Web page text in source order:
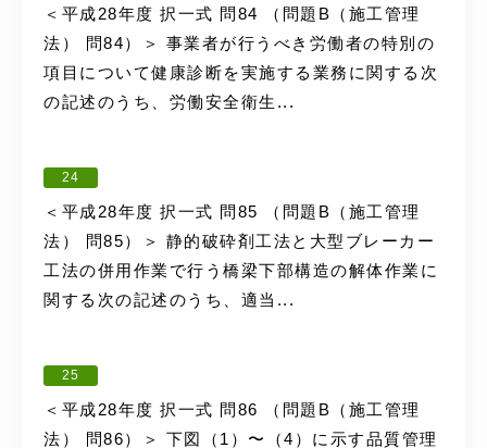
＜平成28年度 択一式 問84 （問題B（施工管理
法） 問84）＞ 事業者が行うべき労働者の特別の
項目について健康診断を実施する業務に関する次
の記述のうち、労働安全衛生...
24
＜平成28年度 択一式 問85 （問題B（施工管理
法） 問85）＞ 静的破砕剤工法と大型ブレーカー
工法の併用作業で行う橋梁下部構造の解体作業に
関する次の記述のうち、適当...
25
＜平成28年度 択一式 問86 （問題B（施工管理
法） 問86）＞ 下図（1）〜（4）に示す品質管理